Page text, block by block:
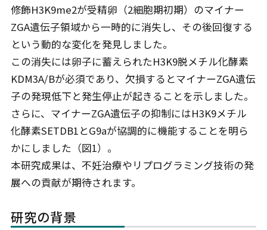
修飾H3K9me2が受精卵（2細胞期初期）のマイナー
ZGA遺伝子領域から一時的に消失し、その後回復する
という動的な変化を発見しました。
この消失には卵子に蓄えられたH3K9脱メチル化酵素
KDM3A/Bが必須であり、欠損するとマイナーZGA遺伝
子の発現低下と発生停止が起きることを示しました。
さらに、マイナーZGA遺伝子の抑制にはH3K9メチル
化酵素SETDB1とG9aが協調的に機能することを明ら
かにしました（図1）。
本研究成果は、不妊治療やリプログラミング技術の発
展への貢献が期待されます。
研究の背景